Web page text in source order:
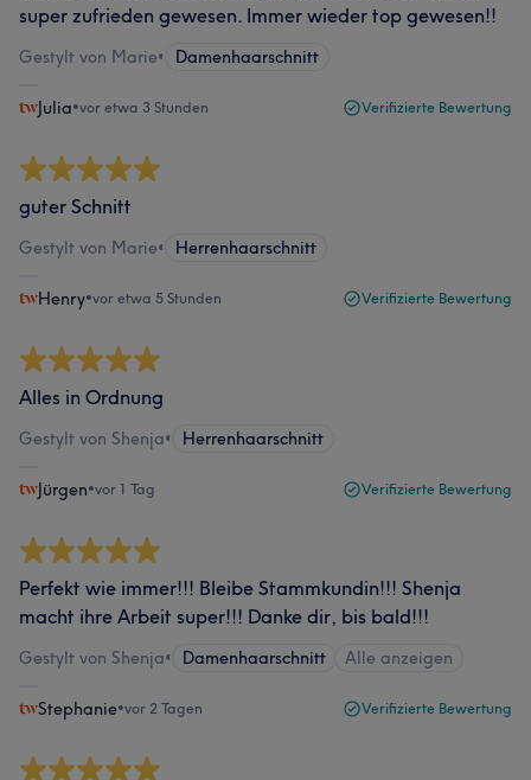
super zufrieden gewesen. Immer wieder top gewesen!!
Gestylt von Marie• Damenhaarschnitt
Julia•vor etwa 3 Stunden Verifizierte Bewertung
guter Schnitt
Gestylt von Marie• Herrenhaarschnitt
Henry•vor etwa 5 Stunden Verifizierte Bewertung
Alles in Ordnung
Gestylt von Shenja• Herrenhaarschnitt
Jürgen•vor 1 Tag Verifizierte Bewertung
Perfekt wie immer!!! Bleibe Stammkundin!!! Shenja
macht ihre Arbeit super!!! Danke dir, bis bald!!!
Gestylt von Shenja• Damenhaarschnitt Alle anzeigen
Stephanie•vor 2 Tagen Verifizierte Bewertung